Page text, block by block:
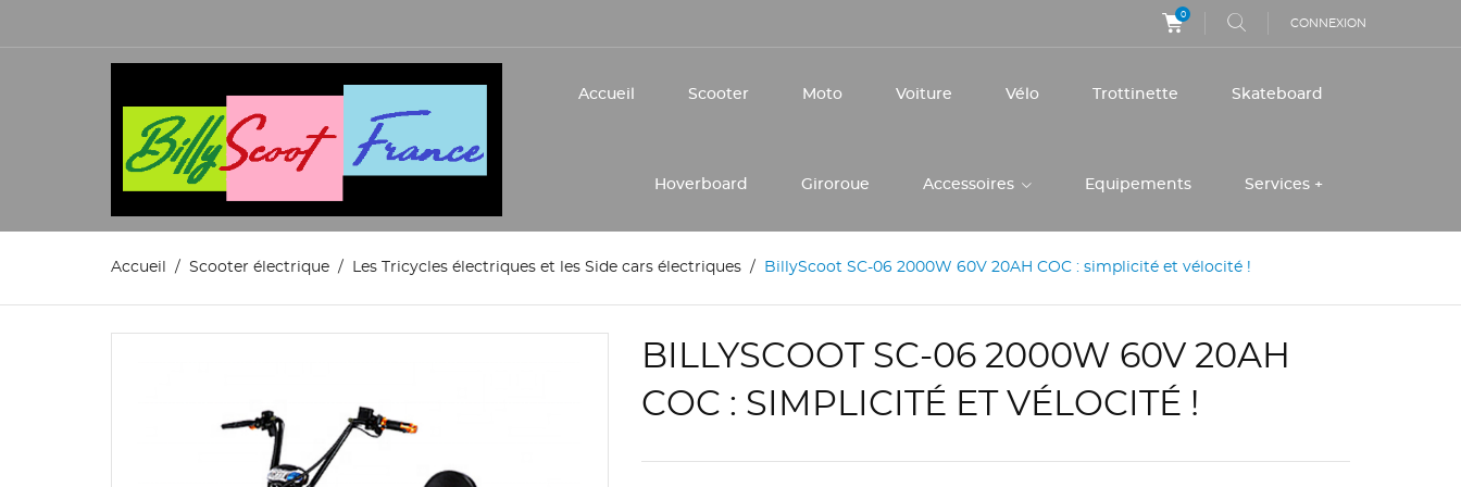
0
CONNEXION
Accueil Scooter Moto Voiture Vélo Trottinette Skateboard
Hoverboard Giroroue Accessoires Equipements Services +
Accueil Scooter électrique Les Tricycles électriques et les Side cars électriques BillyScoot SC-06 2000W 60V 20AH COC : simplicité et vélocité !
BILLYSCOOT SC-06 2000W 60V 20AH
COC : SIMPLICITÉ ET VÉLOCITÉ !